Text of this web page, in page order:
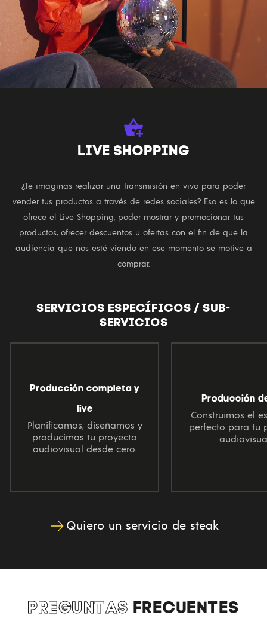
LIVE SHOPPING
¿Te imaginas realizar una transmisión en vivo para poder
vender tus productos a través de redes sociales? Eso es lo que
ofrece el Live Shopping, poder mostrar y promocionar tus
productos, ofrecer descuentos u ofertas con el fin de que la
audiencia que nos esté viendo en ese momento se motive a
comprar.
SERVICIOS ESPECÍFICOS / SUB-
SERVICIOS
Producción completa y
live
Planificamos, diseñamos y
producimos tu proyecto
audiovisual desde cero.
Producción
Construimos el
perfecto para tu
Quiero un servicio de steak
PREGUNTAS FRECUENTES